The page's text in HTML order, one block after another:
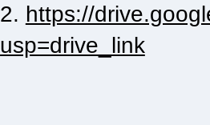
2. https://
usp=drive_link